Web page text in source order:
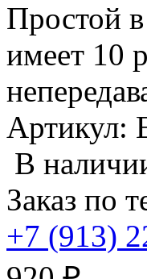
Простой
имеет 10
Артикул:
В
Заказ по
+7 (913)